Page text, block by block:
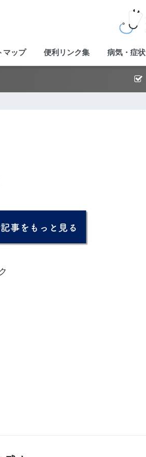
マップ 便利リンク集 病気・症状